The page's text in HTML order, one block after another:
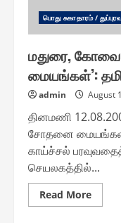
பொது சுகாதாரம் /
மதுரை,
மையங்கள்’:
admin August
தினமணி
சோதனை மையங்கள்’:
காய்ச்சல்
செயலகத்தில்...
Read MoreRead
more